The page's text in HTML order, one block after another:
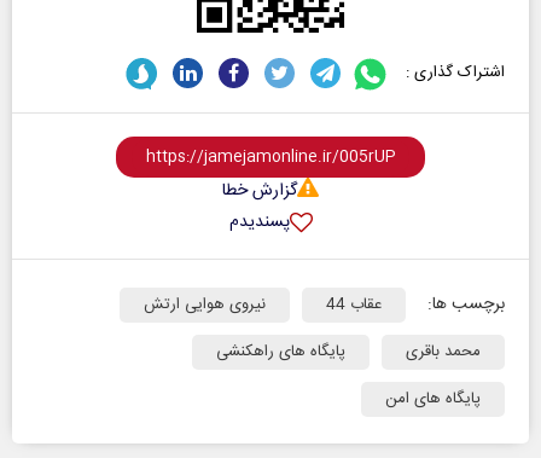
اشتراک گذاری :
گزارش خطا
پسندیدم
برچسب ها: عقاب 44
نیروی هوایی ارتش
محمد باقری
پایگاه های راهکنشی
پایگاه های امن